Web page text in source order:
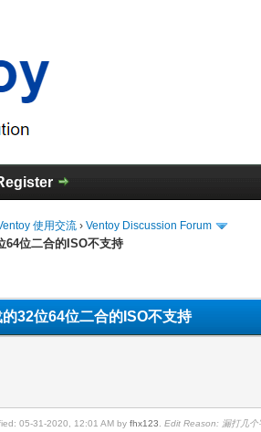
使用交流 ›Ventoy Discussion Forum
64位二合的ISO不支持
32位64位二合的ISO不支持
05-31-2020, 12:01 AM byfhx123 Edit Reason: 漏打几个